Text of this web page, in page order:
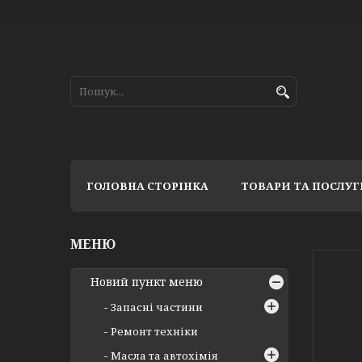
ГОЛОВНА СТОРІНКА ТОВАРИ ТА
Новий пункт меню
Запасні частини
Ремонт техніки
Масла та автохімія